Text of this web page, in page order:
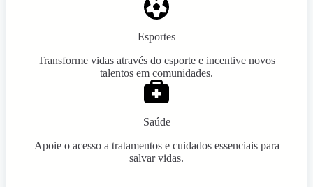
Esportes
Transforme vidas através do esporte e incentive novos
talentos em comunidades.
Saúde
Apoie o acesso a tratamentos e cuidados essenciais para
salvar vidas.